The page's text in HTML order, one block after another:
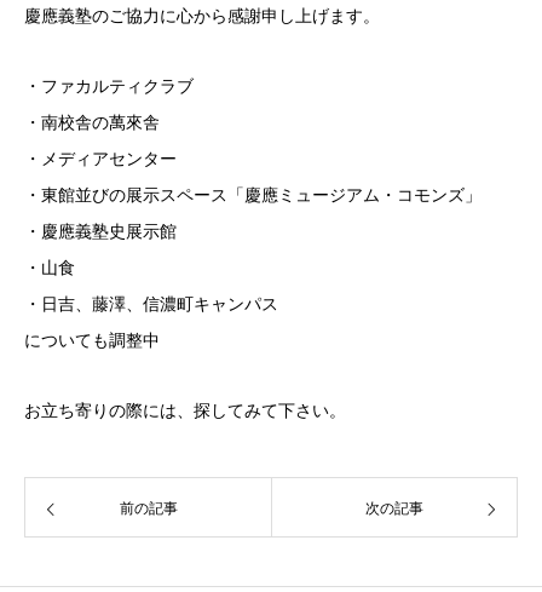
慶應義塾のご協力に心から感謝申し上げます。
・ファカルティクラブ
・南校舎の萬來舎
・メディアセンター
・東館並びの展示スペース「慶應ミュージアム・コモンズ」
・慶應義塾史展示館
・山食
・日吉、藤澤、信濃町キャンパス
についても調整中
お立ち寄りの際には、探してみて下さい。
前の記事 次の記事